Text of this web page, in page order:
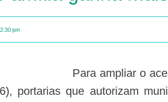
2:30 pm
Para ampliar o acesso da população à atenção básica no SUS, o Ministério da Saúde publicou,
portarias que autorizam